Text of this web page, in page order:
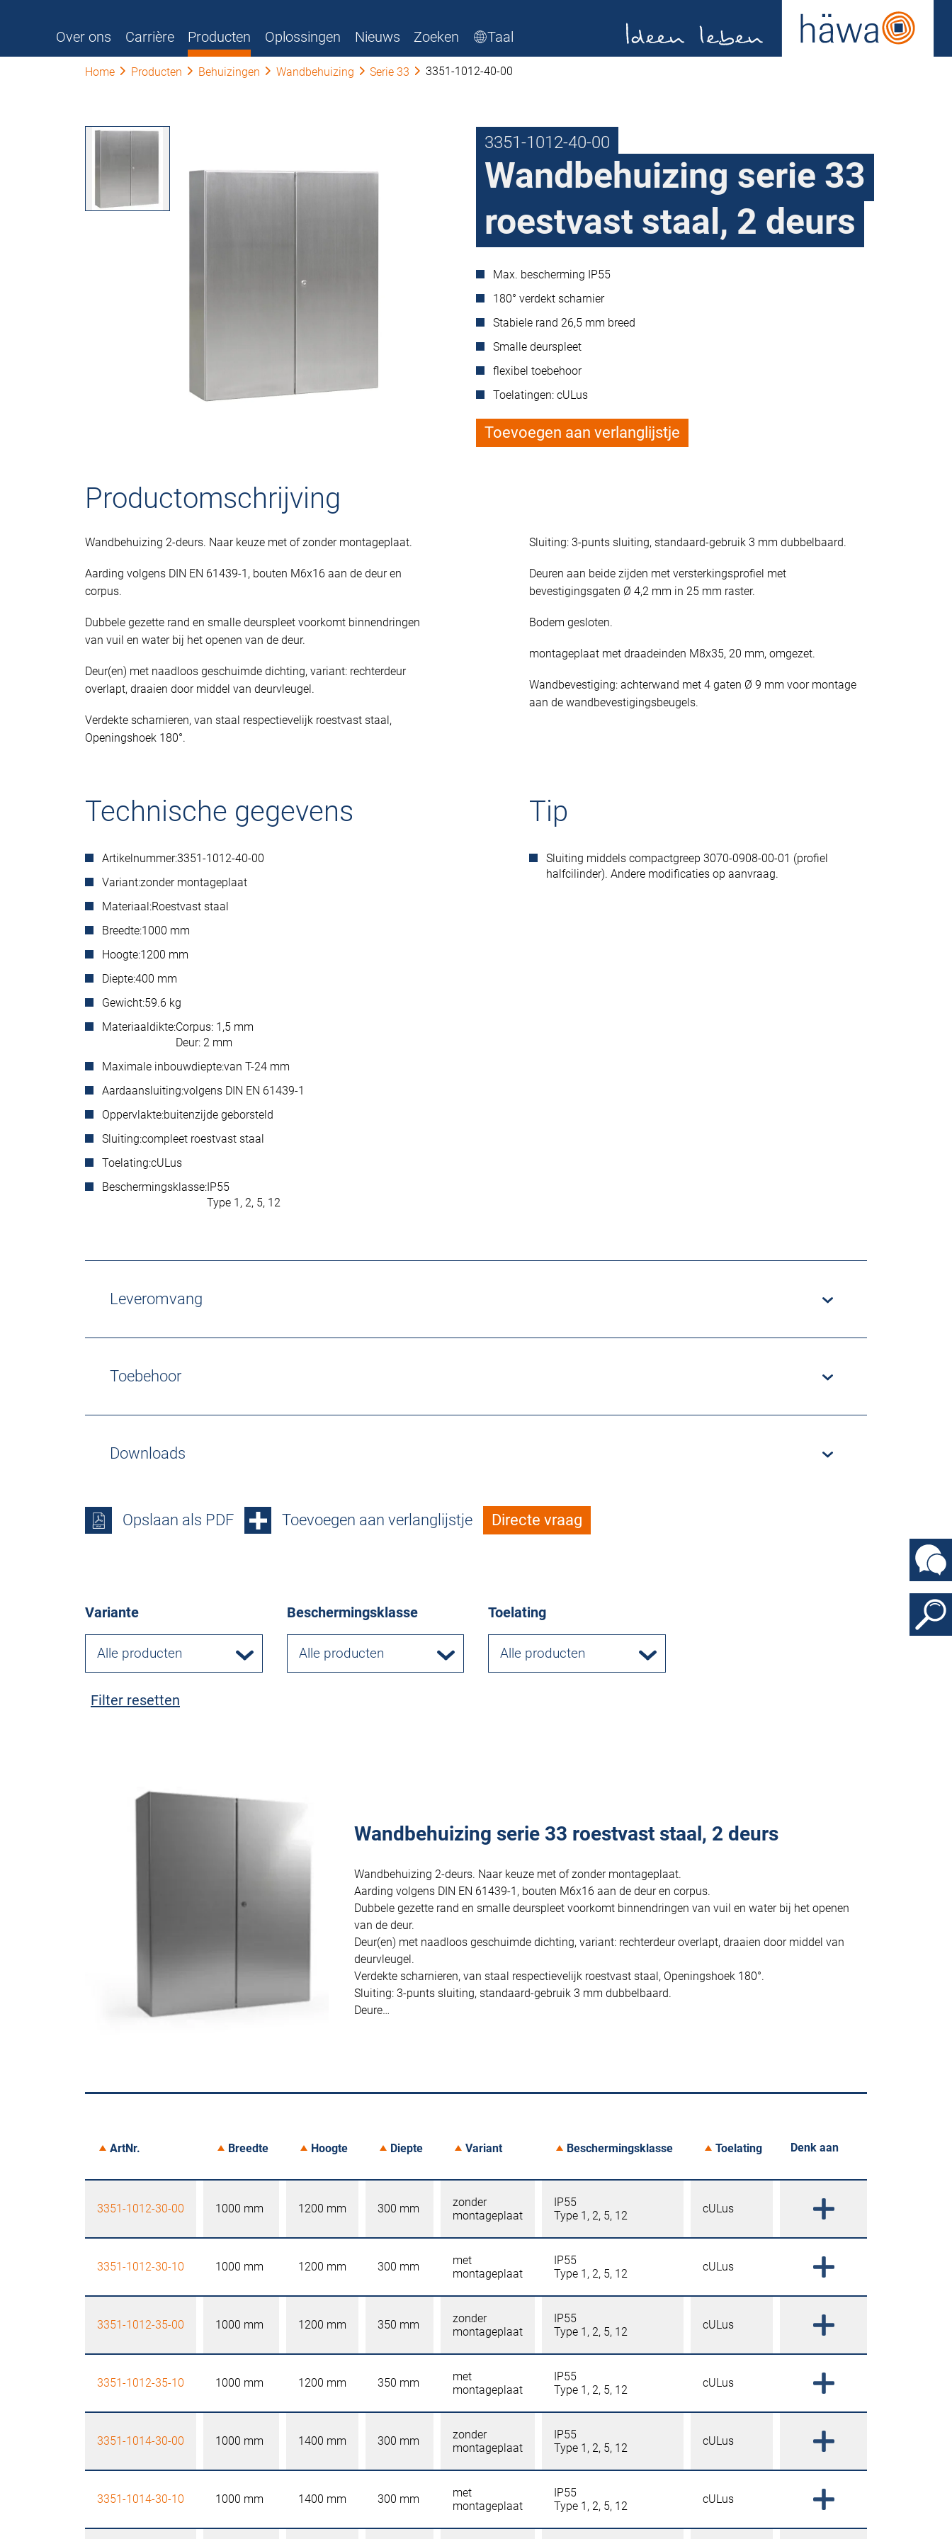
Over ons Carrière Producten Oplossingen Nieuws Zoeken Taal
Home Producten Behuizingen Wandbehuizing Serie 33 3351-1012-40-00
3351-1012-40-00
Wandbehuizing serie 33
roestvast staal, 2 deurs
Max. bescherming IP55
180° verdekt scharnier
Stabiele rand 26,5 mm breed
Smalle deurspleet
flexibel toebehoor
Toelatingen: cULus
Toevoegen aan verlanglijstje
Productomschrijving
Wandbehuizing 2-deurs. Naar keuze met of zonder montageplaat.
Aarding volgens DIN EN 61439-1, bouten M6x16 aan de deur en
corpus.
Dubbele gezette rand en smalle deurspleet voorkomt binnendringen
van vuil en water bij het openen van de deur.
Deur(en) met naadloos geschuimde dichting, variant: rechterdeur
overlapt, draaien door middel van deurvleugel.
Verdekte scharnieren, van staal respectievelijk roestvast staal,
Openingshoek 180°.
Sluiting: 3-punts sluiting, standaard-gebruik 3 mm dubbelbaard.
Deuren aan beide zijden met versterkingsprofiel met
bevestigingsgaten Ø 4,2 mm in 25 mm raster.
Bodem gesloten.
montageplaat met draadeinden M8x35, 20 mm, omgezet.
Wandbevestiging: achterwand met 4 gaten Ø 9 mm voor montage
aan de wandbevestigingsbeugels.
Technische gegevens
Artikelnummer:3351-1012-40-00
Variant:zonder montageplaat
Materiaal:Roestvast staal
Breedte:1000 mm
Hoogte:1200 mm
Diepte:400 mm
Gewicht:59.6 kg
Materiaaldikte:Corpus: 1,5 mm
Deur: 2 mm
Maximale inbouwdiepte:van T-24 mm
Aardaansluiting:volgens DIN EN 61439-1
Oppervlakte:buitenzijde geborsteld
Sluiting:compleet roestvast staal
Toelating:cULus
Beschermingsklasse:IP55
Type 1, 2, 5, 12
Tip
Sluiting middels compactgreep 3070-0908-00-01 (profiel
halfcilinder). Andere modificaties op aanvraag.
Leveromvang
Toebehoor
Downloads
Opslaan als PDF Toevoegen aan verlanglijstje Directe vraag
Variante
Alle producten
Beschermingsklasse
Alle producten
Toelating
Alle producten
Filter resetten
Wandbehuizing serie 33 roestvast staal, 2 deurs
Wandbehuizing 2-deurs. Naar keuze met of zonder montageplaat.
Aarding volgens DIN EN 61439-1, bouten M6x16 aan de deur en corpus.
Dubbele gezette rand en smalle deurspleet voorkomt binnendringen van vuil en water bij het openen
van de deur.
Deur(en) met naadloos geschuimde dichting, variant: rechterdeur overlapt, draaien door middel van
deurvleugel.
Verdekte scharnieren, van staal respectievelijk roestvast staal, Openingshoek 180°.
Sluiting: 3-punts sluiting, standaard-gebruik 3 mm dubbelbaard.
Deure…
ArtNr. Breedte Hoogte Diepte Variant Beschermingsklasse Toelating Denk aan
3351-1012-30-00 1000 mm 1200 mm 300 mm
zonder
montageplaat
IP55
Type 1, 2, 5, 12
cULus
3351-1012-30-10 1000 mm 1200 mm 300 mm
met
montageplaat
IP55
Type 1, 2, 5, 12
cULus
3351-1012-35-00 1000 mm 1200 mm 350 mm
zonder
montageplaat
IP55
Type 1, 2, 5, 12
cULus
3351-1012-35-10 1000 mm 1200 mm 350 mm
met
montageplaat
IP55
Type 1, 2, 5, 12
cULus
3351-1014-30-00 1000 mm 1400 mm 300 mm
zonder
montageplaat
IP55
Type 1, 2, 5, 12
cULus
3351-1014-30-10 1000 mm 1400 mm 300 mm
met
montageplaat
IP55
Type 1, 2, 5, 12
cULus